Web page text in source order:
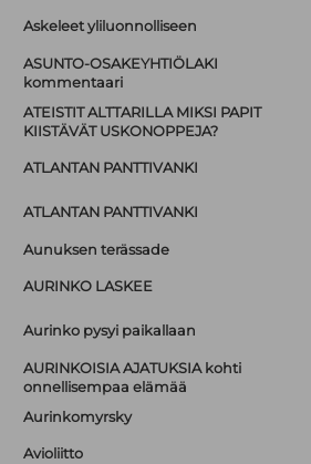
Askeleet yliluonnolliseen
ASUNTO-OSAKEYHTIÖLAKI
kommentaari
ATEISTIT ALTTARILLA MIKSI PAPIT
KIISTÄVÄT USKONOPPEJA?
ATLANTAN PANTTIVANKI
ATLANTAN PANTTIVANKI
Aunuksen terässade
AURINKO LASKEE
Aurinko pysyi paikallaan
AURINKOISIA AJATUKSIA kohti
onnellisempaa elämää
Aurinkomyrsky
Avioliitto